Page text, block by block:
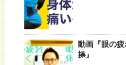
動画『眼の
操』